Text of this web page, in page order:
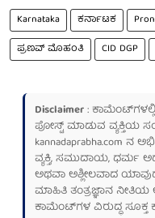
Karnataka ಕರ್ನಾಟಕ
ಪ್ರಣವ್ ಮೊಹಂತಿ
CID DGP
Disclaimer:
ಪೋಸ್ಟ್ ಮಾಡುವ ವ್ಯಕ್ತಿಯ
kannadaprabha.com ನ
ವ್ಯಕ್ತಿ, ಸಮುದಾಯ, ಧರ್ಮ
ಅಥವಾ ಅಶ್ಲೀಲವಾದ
ಮಾಹಿತಿ ತಂತ್ರಜ್ಞಾನ
ಕಾಮೆಂಟ್‌ಗಳ ವಿರುದ್ಧ ಸೂಕ್ತ